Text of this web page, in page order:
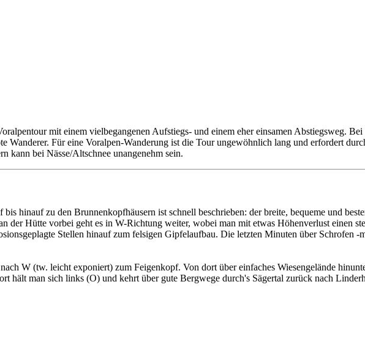
mit einem vielbegangenen Aufstiegs- und einem eher einsamen Abstiegsweg.
Wanderer. Für eine Voralpen-Wanderung ist die Tour ungewöhnlich lang und erfordert
kann bei Nässe/Altschnee unangenehm sein.
hinauf zu den Brunnenkopfhäusern ist schnell beschrieben: der breite, bequeme und
der Hütte vorbei geht es in W-Richtung weiter, wobei man mit etwas Höhenverlust einen
Stellen hinauf zum felsigen Gipfelaufbau. Die letzten Minuten über Schrofen
W (tw. leicht exponiert) zum Feigenkopf. Von dort über einfaches Wiesengelände
hält man sich links (O) und kehrt über gute Bergwege durch's Sägertal zurück nach